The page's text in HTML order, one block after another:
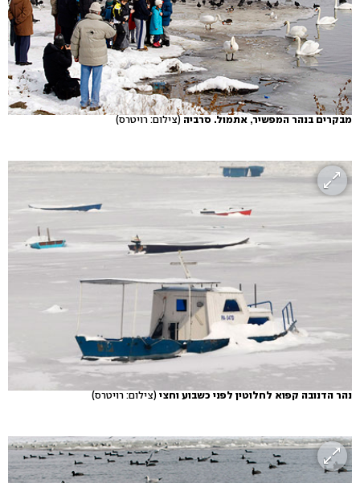
מבקרים בנהר המפשיר, אתמול. סרביה (צילום: רויטרס)
נהר הדנובה קפוא לחלוטין לפני כשבוע וחצי (צילום: רויטרס)